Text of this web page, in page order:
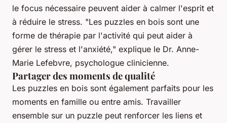
le focus nécessaire peuvent aider à calmer l'esprit et
à réduire le stress. "Les puzzles en bois sont une
forme de thérapie par l'activité qui peut aider à
gérer le stress et l'anxiété," explique le Dr. Anne-
Marie Lefebvre, psychologue clinicienne.
Partager des moments de qualité
Les puzzles en bois sont également parfaits pour les
moments en famille ou entre amis. Travailler
ensemble sur un puzzle peut renforcer les liens et